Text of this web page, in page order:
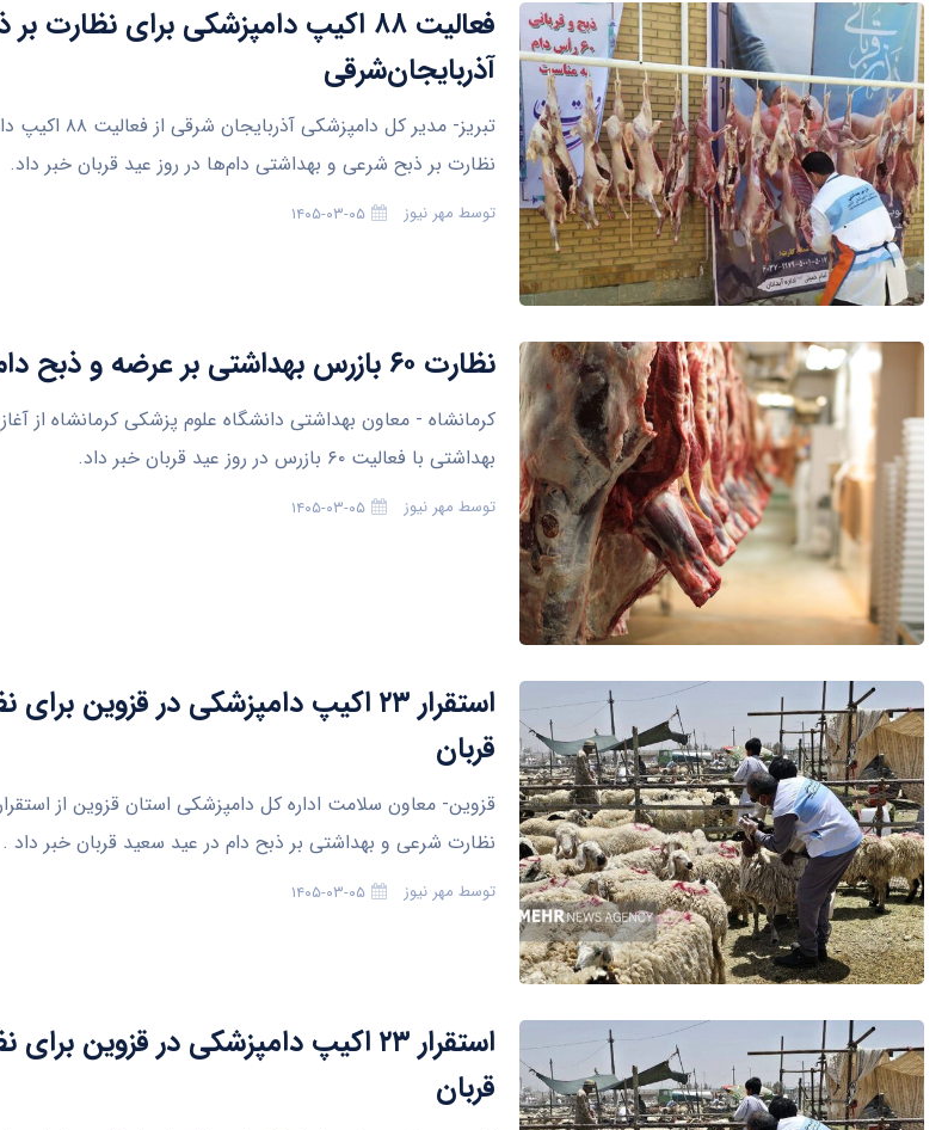
فعالیت ۸۸ اکیپ دامپزشکی برای
آذربایجان‌شرقی
تبریز- مدیر کل
نظارت بر ذبح شرعی و بهداشتی دام‌ها در روز عید قربان خبر داد.
توسط مهر نیوز ۱۴۰۵-۰۳-۰۵
نظارت ۶۰ بازرس بهداشتی بر عرضه و ذبح دام قربانی در کرمانشاه
کرمانشاه - معاون بهداشتی دانشگاه علوم پزشکی کرمانشاه از
بهداشتی با فعالیت ۶۰ بازرس در روز عید قربان خبر داد.
توسط مهر نیوز ۱۴۰۵-۰۳-۰۵
استقرار ۲۳ اکیپ دامپزشکی در قزوین
قربان
نظارت شرعی و بهداشتی بر ذبح دام در عید سعید قربان خبر داد .
توسط مهر نیوز ۱۴۰۵-۰۳-۰۵
استقرار ۲۳ اکیپ دامپزشکی در قزوین
قربان